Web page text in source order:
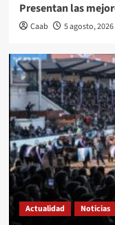
Presentan las
Caab 5 agosto, 2026
Actualidad Noticias